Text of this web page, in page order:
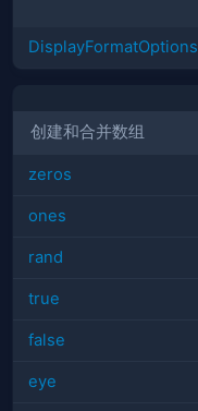
DisplayFormatOptions
创建和合并数组
zeros
ones
rand
true
false
eye